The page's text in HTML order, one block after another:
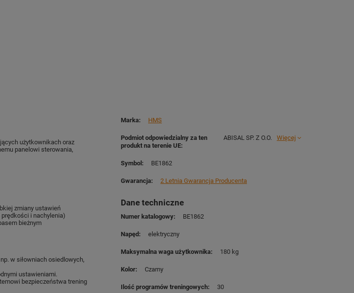
użytkownikach oraz
panelowi sterowania,
zmiany ustawień
i nachylenia)
bieżnym
w siłowniach osiedlowych,
ustawieniami.
bezpieczeństwa trening
Marka HMS
Podmiot odpowiedzialny za ten
produkt na terenie UE
ABISAL SP. Z O.O. Więcej
Symbol BE1862
Gwarancja 2 Letnia Gwarancja Producenta
Dane techniczne
Numer katalogowy BE1862
Napęd elektryczny
Maksymalna waga użytkownika 180 kg
Kolor Czarny
Ilość programów treningowych 30